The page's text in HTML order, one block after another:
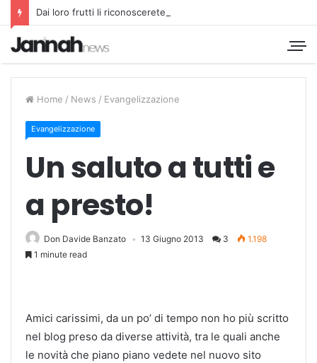
Dai loro frutti li riconoscerete
Home / News / Evangelizzazione
Evangelizzazione
Un saluto a tutti e
a presto!
Don Davide Banzato 13 Giugno 2013 3
1.198
1 minute read
Amici carissimi, da un po’ di tempo non ho più scritto
nel blog preso da diverse attività, tra le quali anche
le novità che piano piano vedete nel nuovo sito